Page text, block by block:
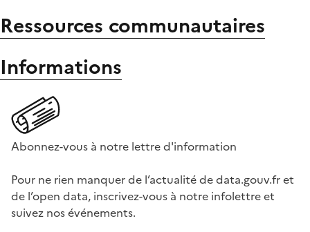
Ressources communautaires
Informations
Abonnez-vous à notre lettre d'information
Pour ne rien manquer de l’actualité de data.gouv.fr et
de l’open data, inscrivez-vous à notre infolettre et
suivez nos événements.